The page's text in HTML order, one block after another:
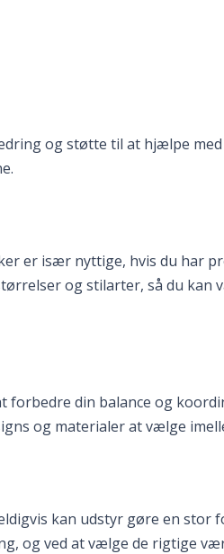
og støtte til at hjælpe
er især nyttige, hvis du har
og stilarter, så du kan
din balance og
og materialer at vælge
kan udstyr gøre en stor
og ved at vælge de rigtige